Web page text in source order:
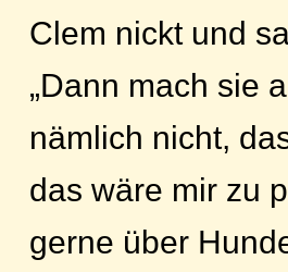
Clem nickt und
„Dann mach sie
nämlich nicht,
das wäre mir zu
gerne über